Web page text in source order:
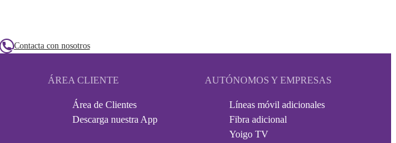
Contacta con nosotros
ÁREA CLIENTE
Área de Clientes
Descarga nuestra App
AUTÓNOMOS Y EMPRESAS
Líneas móvil adicionales
Fibra adicional
Yoigo TV